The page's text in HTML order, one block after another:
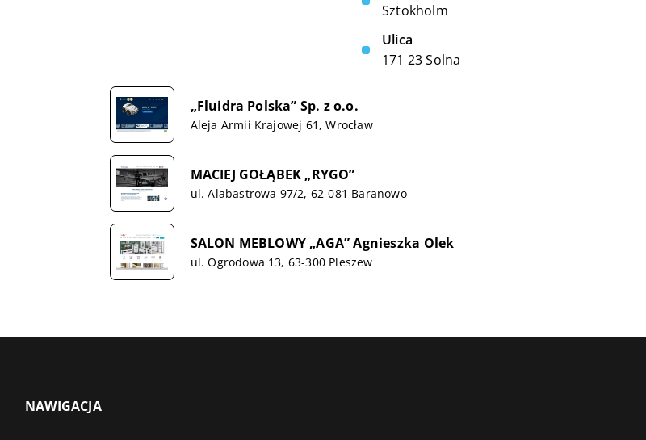
Sztokholm
Ulica
171 23 Solna
„Fluidra Polska” Sp. z o.o.
Aleja Armii Krajowej 61, Wrocław
MACIEJ GOŁĄBEK „RYGO”
ul. Alabastrowa 97/2, 62-081 Baranowo
SALON MEBLOWY „AGA” Agnieszka Olek
ul. Ogrodowa 13, 63-300 Pleszew
NAWIGACJA